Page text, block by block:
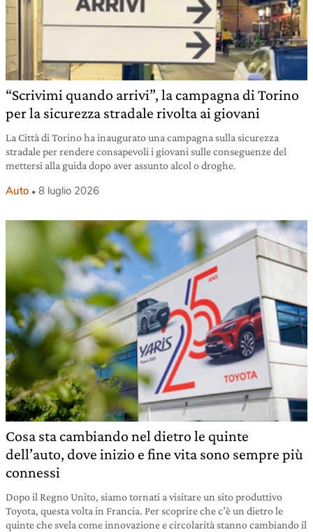
“Scrivimi quando arrivi”, la campagna di Torino
per la sicurezza stradale rivolta ai giovani
La Città di Torino ha inaugurato una campagna sulla sicurezza
stradale per rendere consapevoli i giovani sulle conseguenze del
mettersi alla guida dopo aver assunto alcol o droghe.
Auto 8 luglio 2026
Cosa sta cambiando nel dietro le quinte
dell’auto, dove inizio e fine vita sono sempre più
connessi
Dopo il Regno Unito, siamo tornati a visitare un sito produttivo
Toyota, questa volta in Francia. Per scoprire che c’è un dietro le
quinte che svela come innovazione e circolarità stanno cambiando il